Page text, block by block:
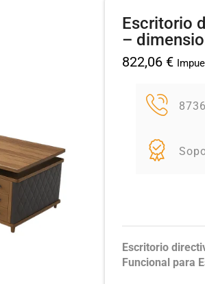
Escritorio
–
822,06 €
Escritorio
Funcional para